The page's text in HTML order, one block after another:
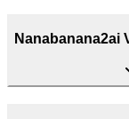
Nanabanana2ai